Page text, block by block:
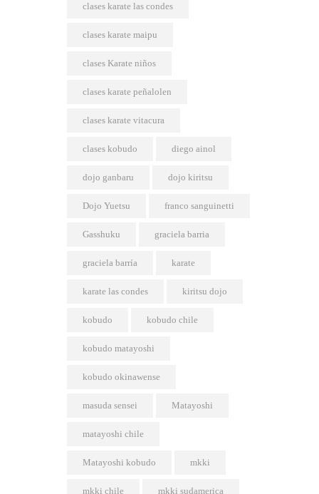
clases karate las condes
clases karate maipu
clases Karate niños
clases karate peñalolen
clases karate vitacura
clases kobudo diego ainol
dojo ganbaru dojo kiritsu
Dojo Yuetsu franco sanguinetti
Gasshuku graciela barria
graciela barría karate
karate las condes kiritsu dojo
kobudo kobudo chile
kobudo matayoshi
kobudo okinawense
masuda sensei Matayoshi
matayoshi chile
Matayoshi kobudo mkki
mkki chile mkki sudamerica